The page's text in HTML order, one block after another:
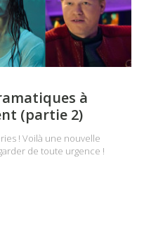
SUITE
à
(partie 2)
! Voilà une nouvelle
de toute urgence !